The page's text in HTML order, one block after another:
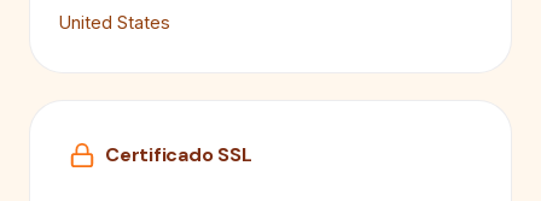
United States
Certificado SSL